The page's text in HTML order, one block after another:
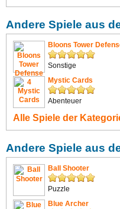
Andere Spiele aus
Bloons Tower
Sonstige
Mystic Cards
Abenteuer
Alle Spiele der
Andere Spiele aus
Ball Shooter
Puzzle
Blue Archer